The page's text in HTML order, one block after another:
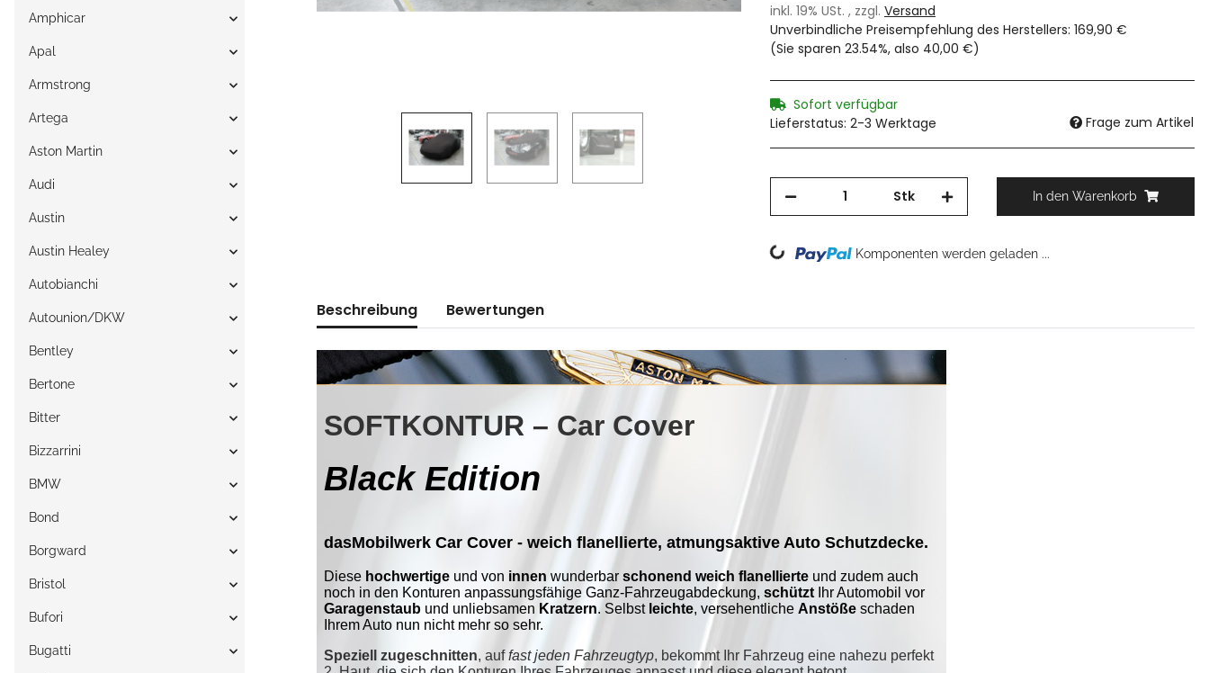
inkl. 19% USt. , zzgl. Versand
Unverbindliche Preisempfehlung des Herstellers: 169,90 €
(Sie sparen 23.54%, also 40,00 €)
Sofort verfügbar
Lieferstatus: 2-3 Werktage
Frage zum Artikel
Stk In den Warenkorb
Loading... Komponenten werden geladen ...
Beschreibung Bewertungen
Amphicar
Apal
Armstrong
Artega
Aston Martin
Audi
Austin
Austin Healey
Autobianchi
Autounion/DKW
Bentley
Bertone
Bitter
Bizzarrini
BMW
Bond
Borgward
Bristol
Bufori
Bugatti